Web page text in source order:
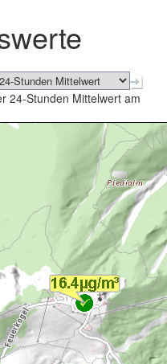
schließen
24-Stunden Mittelwert am